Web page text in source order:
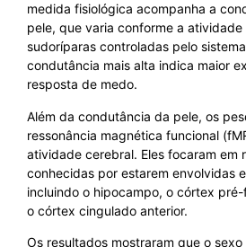
medida fisiológica acompanha a
pele, que varia conforme a
sudoríparas controladas pelo
condutância mais alta indica maior
resposta de medo.
Além da condutância da pele, os
ressonância magnética funcional
atividade cerebral. Eles focaram em
conhecidas por estarem envolvidas
incluindo o hipocampo, o córtex
o córtex cingulado anterior.
Os resultados mostraram que o